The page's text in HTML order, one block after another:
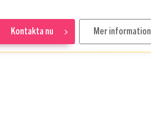
Kontakta nu Mer information